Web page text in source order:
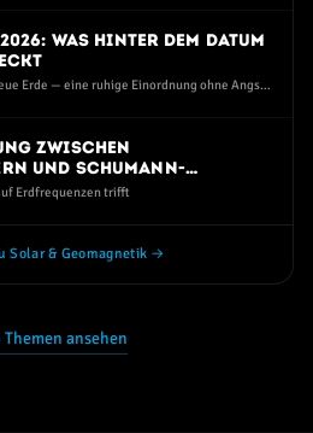
Was hinter dem Datum
Erde — eine ruhige Einordnung ohne Angst
zwischen
und Schumann-
Erdfrequenzen trifft
Solar & Geomagnetik →
ansehen